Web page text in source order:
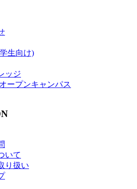
生向け)
ッジ
ープンキャンパス
いて
り扱い